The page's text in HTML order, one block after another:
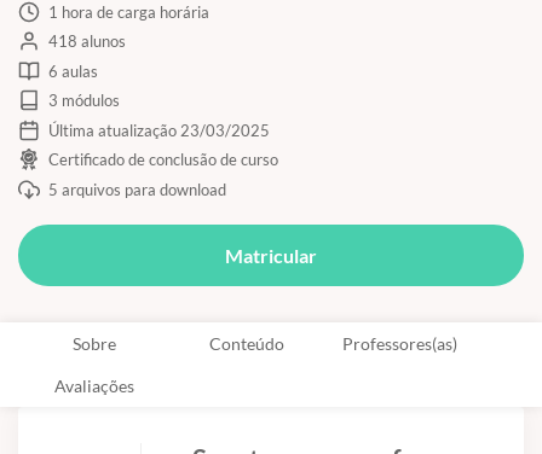
1 hora de carga horária
418 alunos
6 aulas
3 módulos
Última atualização 23/03/2025
Certificado de conclusão de curso
5 arquivos para download
Matricular
Sobre Conteúdo Professores(as)
Avaliações